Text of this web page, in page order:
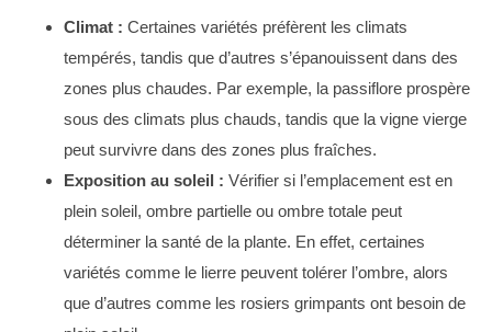
Climat : Certaines variétés préfèrent les climats
tempérés, tandis que d’autres s’épanouissent dans des
zones plus chaudes. Par exemple, la passiflore prospère
sous des climats plus chauds, tandis que la vigne vierge
peut survivre dans des zones plus fraîches.
Exposition au soleil : Vérifier si l’emplacement est en
plein soleil, ombre partielle ou ombre totale peut
déterminer la santé de la plante. En effet, certaines
variétés comme le lierre peuvent tolérer l’ombre, alors
que d’autres comme les rosiers grimpants ont besoin de